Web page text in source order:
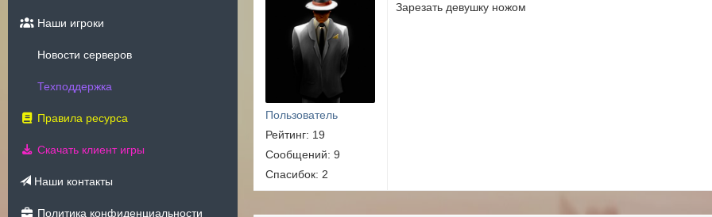
Наши игроки
Новости серверов
Техподдержка
Правила ресурса
Скачать клиент игры
Наши контакты
Политика конфиденциальности
Пользователь
Рейтинг: 19
Сообщений: 9
Спасибок: 2
Зарезать девушку ножом